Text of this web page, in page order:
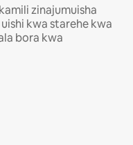
zinajumuisha
kwa starehe kwa
bora kwa